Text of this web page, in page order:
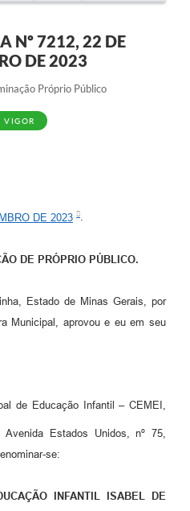
Nº 7212, 22 DE
DE 2023
Próprio Público
VIGOR
DE 2023 .
DE PRÓPRIO PÚBLICO.
Estado de Minas Gerais, por
Municipal, aprovou e eu em seu
de Educação Infantil – CEMEI,
Estados Unidos, nº 75,
se:
INFANTIL ISABEL DE